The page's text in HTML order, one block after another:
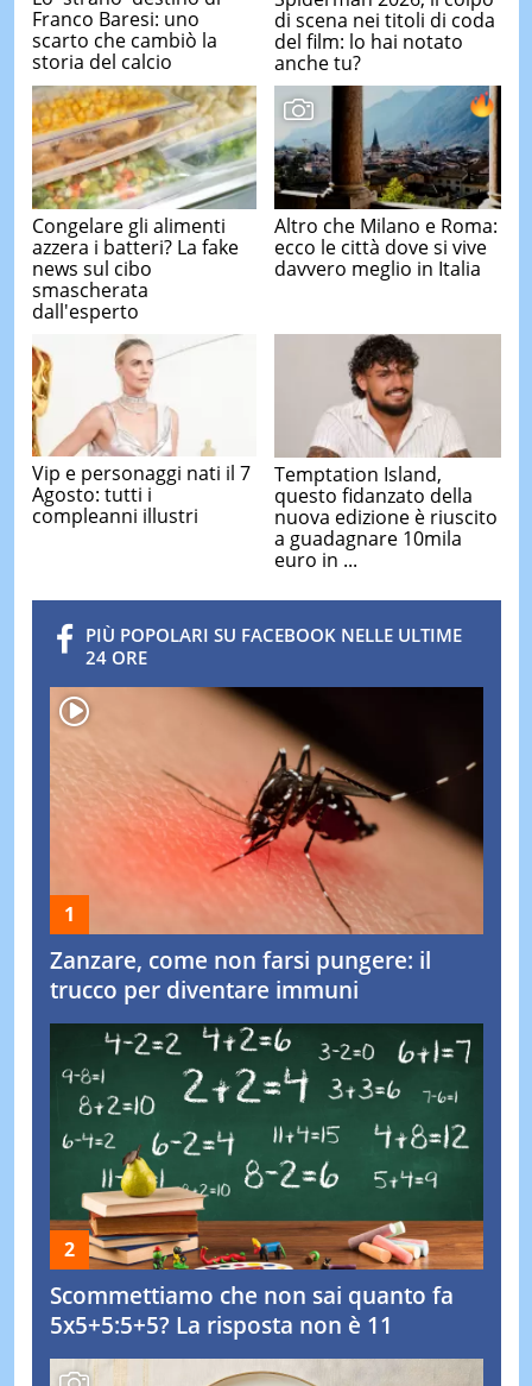
Franco Baresi: uno
scarto che cambiò la
storia del calcio
di scena nei titoli di coda
del film: lo hai notato
anche tu?
Congelare gli alimenti
azzera i batteri? La fake
news sul cibo
smascherata
dall'esperto
Altro che Milano e Roma:
ecco le città dove si vive
davvero meglio in Italia
Vip e personaggi nati il 7
Agosto: tutti i
compleanni illustri
Temptation Island,
questo fidanzato della
nuova edizione è riuscito
a guadagnare 10mila
euro in ...
PIÙ POPOLARI SU FACEBOOK NELLE ULTIME
24 ORE
Zanzare, come non farsi pungere: il
trucco per diventare immuni
Scommettiamo che non sai quanto fa
5x5+5:5+5? La risposta non è 11